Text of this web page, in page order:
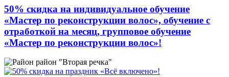
50% скидка на индивидуальное обучение
«Мастер по реконструкции волос», обучение с
отработкой на месяц, групповое обучение
«Мастер по реконструкции волос»!
район "Вторая речка"